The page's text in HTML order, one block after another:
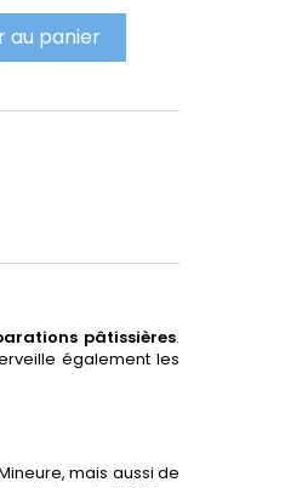
au panier
pâtissières.
également les
mais aussi de